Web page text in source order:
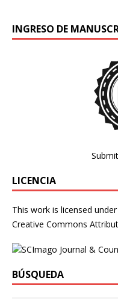
INGRESO DE
LICENCIA
This work is licensed under
Creative Commons
BÚSQUEDA